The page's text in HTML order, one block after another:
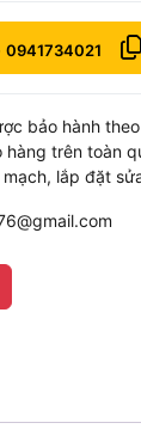
0941734021
bảo hành
hàng trên toàn
lắp đặt